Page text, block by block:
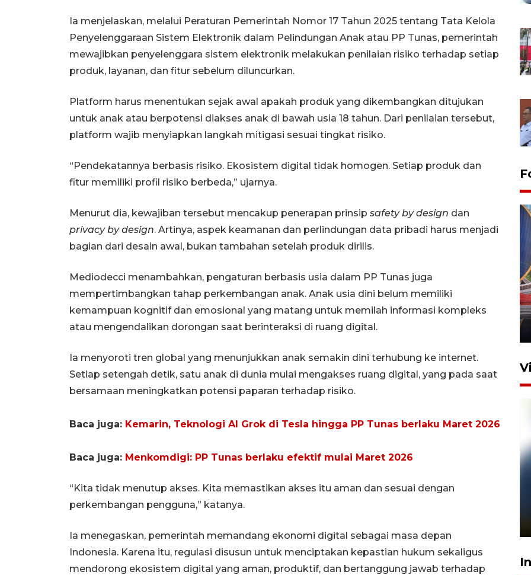
Ia menjelaskan, melalui Peraturan Pemerintah Nomor 17 Tahun 2025 tentang Tata Kelola
Penyelenggaraan Sistem Elektronik dalam Pelindungan Anak atau PP Tunas, pemerintah
mewajibkan penyelenggara sistem elektronik melakukan penilaian risiko terhadap setiap
produk, layanan, dan fitur sebelum diluncurkan.
Platform harus menentukan sejak awal apakah produk yang dikembangkan ditujukan
untuk anak atau berpotensi diakses anak di bawah usia 18 tahun. Dari penilaian tersebut,
platform wajib menyiapkan langkah mitigasi sesuai tingkat risiko.
“Pendekatannya berbasis risiko. Ekosistem digital tidak homogen. Setiap produk dan
fitur memiliki profil risiko berbeda,” ujarnya.
Menurut dia, kewajiban tersebut mencakup penerapan prinsip safety by design dan
privacy by design. Artinya, aspek keamanan dan perlindungan data pribadi harus menjadi
bagian dari desain awal, bukan tambahan setelah produk dirilis.
Mediodecci menambahkan, pengaturan berbasis usia dalam PP Tunas juga
mempertimbangkan tahap perkembangan anak. Anak usia dini belum memiliki
kemampuan kognitif dan emosional yang matang untuk memilah informasi kompleks
atau mengendalikan dorongan saat berinteraksi di ruang digital.
Ia menyoroti tren global yang menunjukkan anak semakin dini terhubung ke internet.
Setiap setengah detik, satu anak di dunia mulai mengakses ruang digital, yang pada saat
bersamaan meningkatkan potensi paparan terhadap risiko.
Baca juga: Kemarin, Teknologi AI Grok di Tesla hingga PP Tunas berlaku Maret 2026
Baca juga: Menkomdigi: PP Tunas berlaku efektif mulai Maret 2026
“Kita tidak menutup akses. Kita memastikan akses itu aman dan sesuai dengan
perkembangan pengguna,” katanya.
Ia menegaskan, pemerintah memandang ekonomi digital sebagai masa depan
Indonesia. Karena itu, regulasi disusun untuk menciptakan kepastian hukum sekaligus
mendorong ekosistem digital yang aman, produktif, dan bertanggung jawab terhadap
Komisi V DPR tinjau
perlintasan sebidang di
Stasiun Bogor
12 Juni 2026 18:49
Pelanggan Filaha Farm setia